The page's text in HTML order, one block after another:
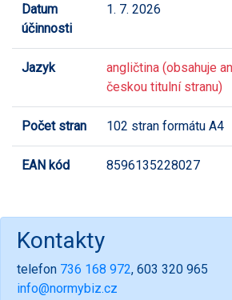
Datum
účinnosti
1. 7. 2026
Jazyk
angličtina (obsahuje
českou titulní stranu)
Počet stran 102 stran formátu A4
EAN kód 8596135228027
Kontakty
telefon 736 168 972, 603 320 965
info@normybiz.cz